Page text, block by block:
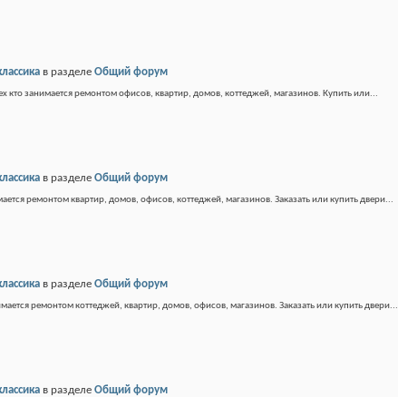
в разделе Общий форум
кто занимается ремонтом офисов, квартир, домов, коттеджей, магазинов. Купить или...
в разделе Общий форум
ремонтом квартир, домов, офисов, коттеджей, магазинов. Заказать или купить двери...
в разделе Общий форум
ремонтом коттеджей, квартир, домов, офисов, магазинов. Заказать или купить двери...
в разделе Общий форум